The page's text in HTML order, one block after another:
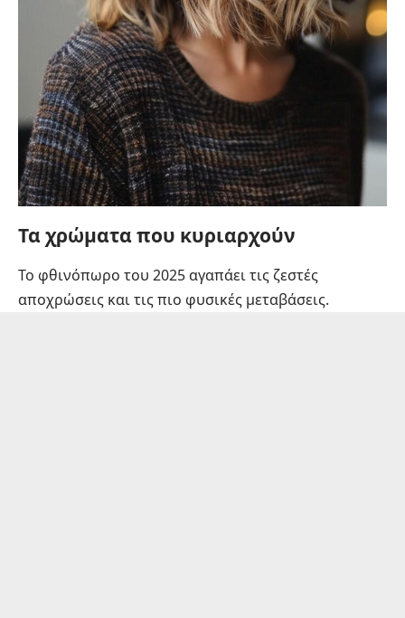
Τα χρώματα που κυριαρχούν
Το φθινόπωρο του 2025 αγαπάει τις ζεστές
αποχρώσεις και τις πιο φυσικές μεταβάσεις.